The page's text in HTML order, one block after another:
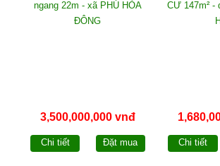
3,500,000,000 vnđ
Chi tiết Đặt mua Chi tiết